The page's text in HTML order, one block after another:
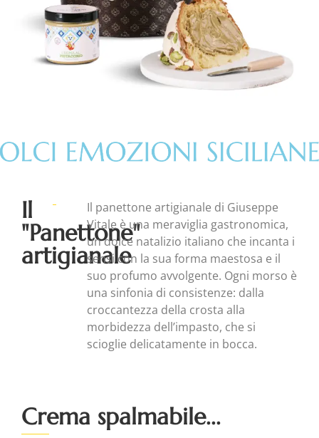
Il
"Panettone"
artigianale
Il panettone artigianale di Giuseppe
Vitale è una meraviglia gastronomica,
un dolce natalizio italiano che incanta i
sensi con la sua forma maestosa e il
suo profumo avvolgente. Ogni morso è
una sinfonia di consistenze: dalla
croccantezza della crosta alla
morbidezza dell’impasto, che si
scioglie delicatamente in bocca.
Crema spalmabile...